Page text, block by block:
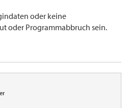
oder keine
oder Programmabbruch sein.